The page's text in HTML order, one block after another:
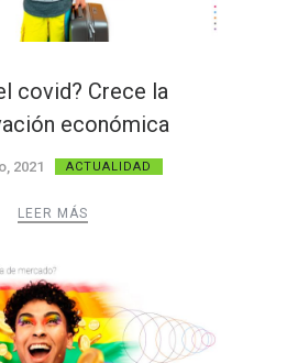
covid? Crece la
económica
2021 ACTUALIDAD
LEER MÁS